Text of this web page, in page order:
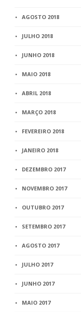
AGOSTO 2018
JULHO 2018
JUNHO 2018
MAIO 2018
ABRIL 2018
MARÇO 2018
FEVEREIRO 2018
JANEIRO 2018
DEZEMBRO 2017
NOVEMBRO 2017
OUTUBRO 2017
SETEMBRO 2017
AGOSTO 2017
JULHO 2017
JUNHO 2017
MAIO 2017